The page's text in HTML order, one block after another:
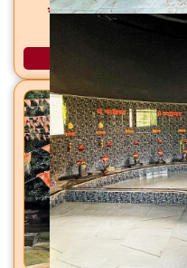
सांब सदाशिव मंदिर